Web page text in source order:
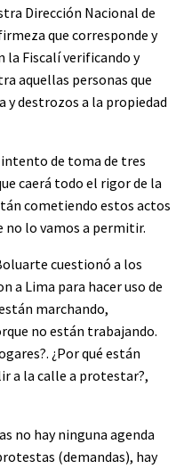
Dirección Nacional de
que corresponde y
Fiscalí verificando y
aquellas personas que
y destrozos a la propiedad
de toma de tres
caerá todo el rigor de la
cometiendo estos actos
no lo vamos a permitir.
cuestionó a los
a Lima para hacer uso de
marchando,
no están trabajando.
¿Por qué están
a la calle a protestar?,
no hay ninguna agenda
(demandas), hay